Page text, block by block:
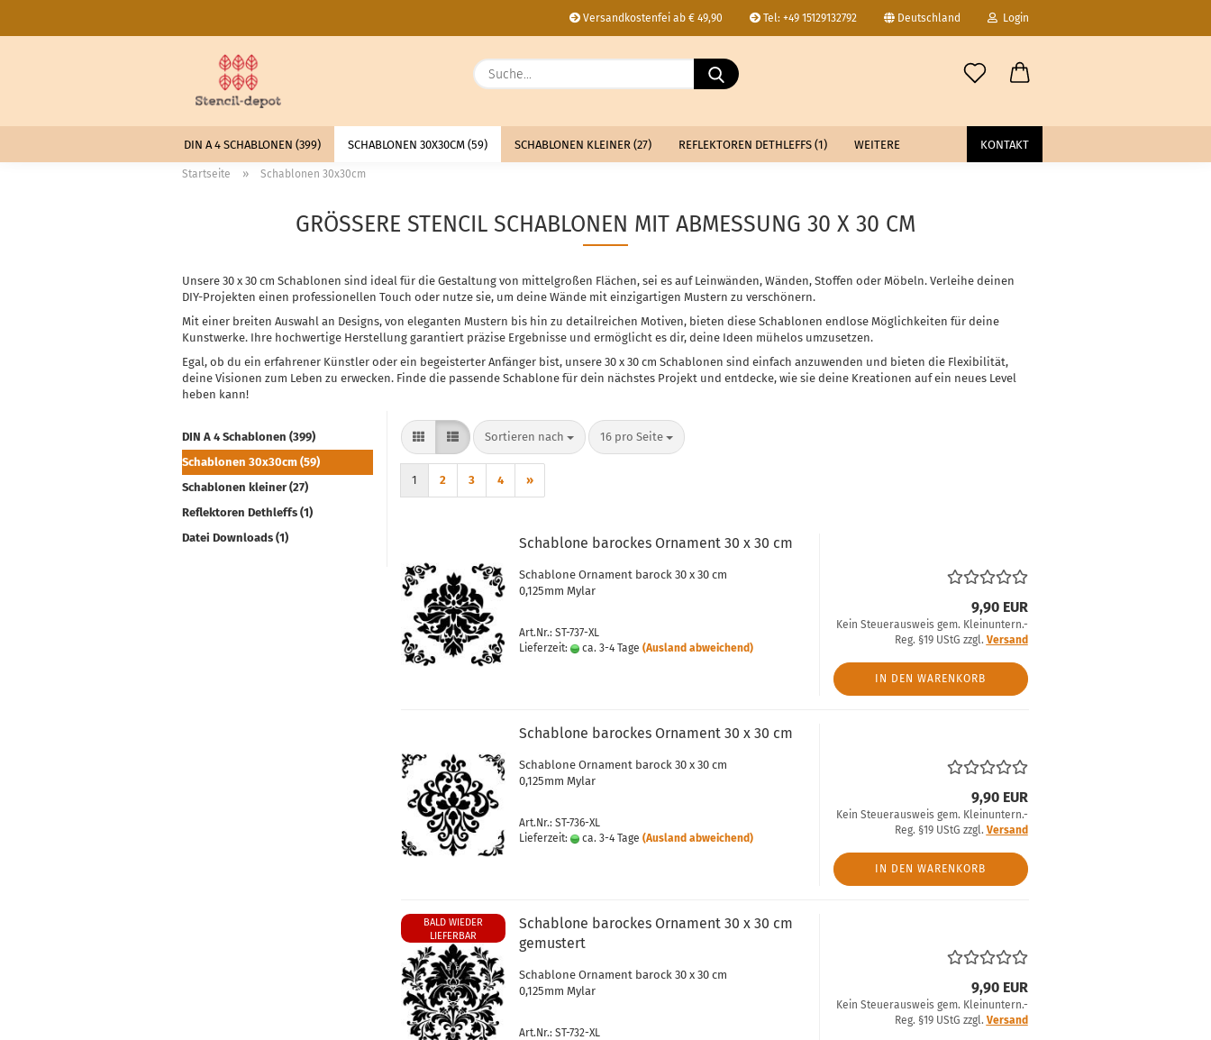
Versandkostenfei ab € 49,90 Tel: +49 15129132792 Deutschland
Lieferland
Login
Passwort
Passwort vergessen?
Suche...
DIN A 4 SCHABLONEN (399) SCHABLONEN 30X30CM (59) SCHABLONEN KLEINER (27) REFLEKTOREN DETHLEFFS (1) KONTAKT
WEITERE
Startseite » Schablonen 30x30cm
GRÖSSERE STENCIL SCHABLONEN MIT ABMESSUNG 30 X 30 CM
Unsere 30 x 30 cm Schablonen sind ideal für die Gestaltung von mittelgroßen Flächen, sei es auf Leinwänden, Wänden, Stoffen oder Möbeln. Verleihe deinen
DIY-Projekten einen professionellen Touch oder nutze sie, um deine Wände mit einzigartigen Mustern zu verschönern.
Mit einer breiten Auswahl an Designs, von eleganten Mustern bis hin zu detailreichen Motiven, bieten diese Schablonen endlose Möglichkeiten für deine
Kunstwerke. Ihre hochwertige Herstellung garantiert präzise Ergebnisse und ermöglicht es dir, deine Ideen mühelos umzusetzen.
Egal, ob du ein erfahrener Künstler oder ein begeisterter Anfänger bist, unsere 30 x 30 cm Schablonen sind einfach anzuwenden und bieten die Flexibilität,
deine Visionen zum Leben zu erwecken. Finde die passende Schablone für dein nächstes Projekt und entdecke, wie sie deine Kreationen auf ein neues Level
heben kann!
DIN A 4 Schablonen (399)
Schablonen 30x30cm (59)
Schablonen kleiner (27)
Reflektoren Dethleffs (1)
Datei Downloads (1)
Sortieren nach
Sortieren nach 16 pro Seite
pro Seite
1 2 3 4 »
Schablone barockes Ornament 30 x 30 cm
Schablone Ornament barock 30 x 30 cm
0,125mm Mylar
Art.Nr.: ST-737-XL
Lieferzeit:
ca. 3-4 Tage (Ausland abweichend)
9,90 EUR
Kein Steuerausweis gem. Kleinuntern.-
Reg. §19 UStG zzgl. Versand
IN DEN WARENKORB
Schablone barockes Ornament 30 x 30 cm
Schablone Ornament barock 30 x 30 cm
0,125mm Mylar
Art.Nr.: ST-736-XL
Lieferzeit:
ca. 3-4 Tage (Ausland abweichend)
9,90 EUR
Kein Steuerausweis gem. Kleinuntern.-
Reg. §19 UStG zzgl. Versand
IN DEN WARENKORB
BALD WIEDER
LIEFERBAR
Schablone barockes Ornament 30 x 30 cm
gemustert
Schablone Ornament barock 30 x 30 cm
0,125mm Mylar
Art.Nr.: ST-732-XL
9,90 EUR
Kein Steuerausweis gem. Kleinuntern.-
Reg. §19 UStG zzgl. Versand